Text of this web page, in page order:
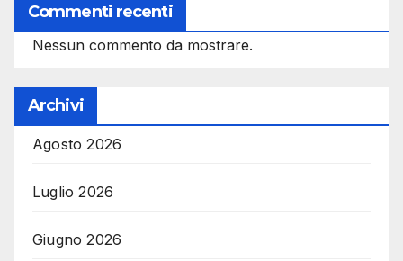
Commenti recenti
Nessun commento da mostrare.
Archivi
Agosto 2026
Luglio 2026
Giugno 2026